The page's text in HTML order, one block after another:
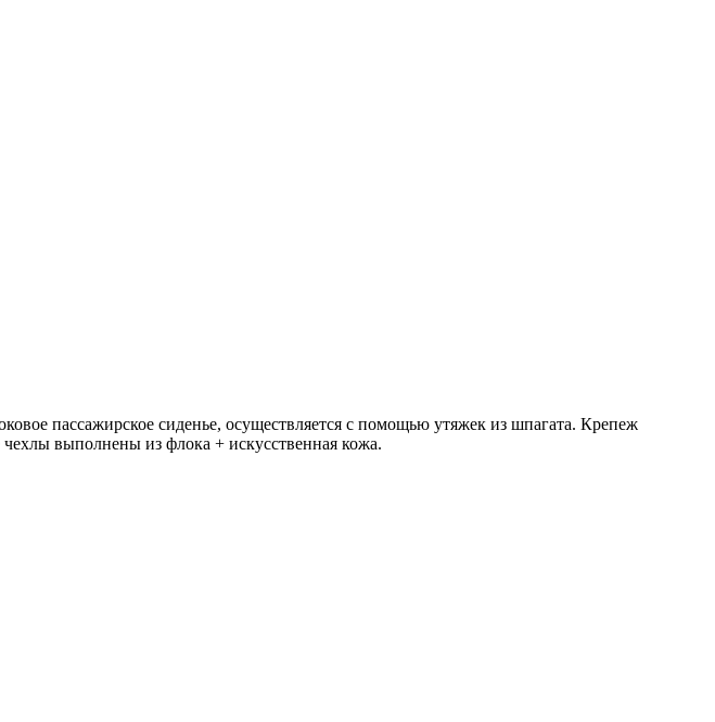
пассажирское сиденье, осуществляется с помощью утяжек из шпагата. Крепеж
выполнены из флока + искусственная кожа.